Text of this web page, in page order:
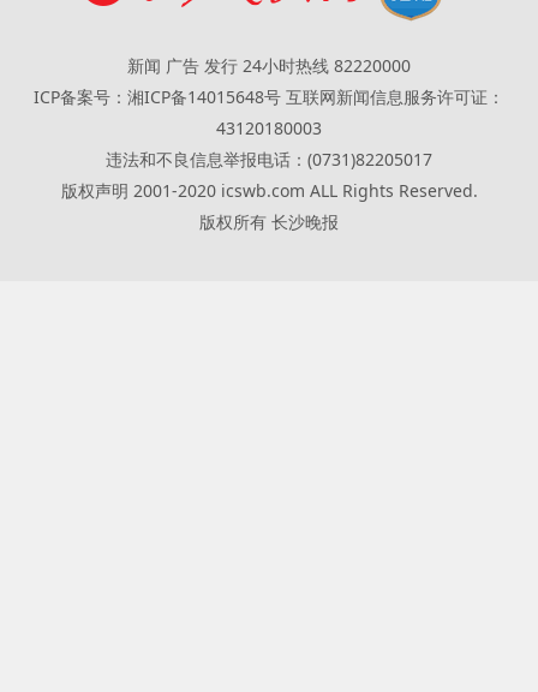
新闻 广告 发行 24小时热线 82220000
ICP备案号：湘ICP备14015648号 互联网新闻信息服务许可证：
43120180003
违法和不良信息举报电话：(0731)82205017
版权声明 2001-2020 icswb.com ALL Rights Reserved.
版权所有 长沙晚报